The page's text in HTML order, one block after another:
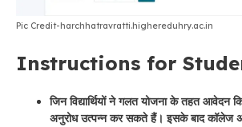
Pic Credit-harchhatravratti.highereduhry.ac.in
Instructions for
जिन विद्यार्थियों ने गलत योजना के तहत आवेदन
अनुरोध उत्पन्न कर सकते हैं। इसके बाद कॉलेज